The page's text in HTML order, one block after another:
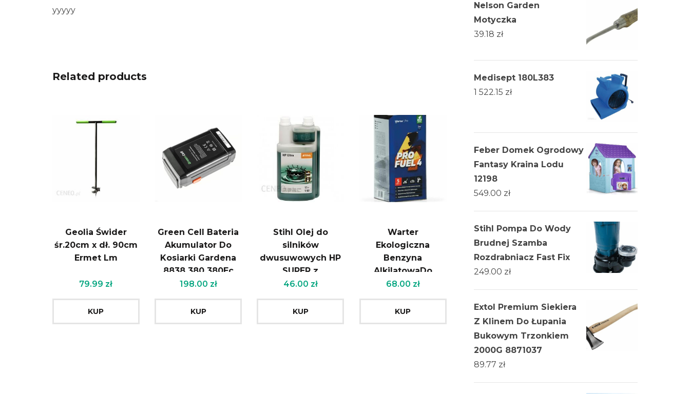
yyyyy
Related products
Geolia Świder
śr.20cm x dł. 90cm
Ermet Lm
79.99 zł
KUP
Green Cell Bateria
Akumulator Do
Kosiarki Gardena
8838 380 380Ec
380Li 25V 4Ah
Samsung Pt103
198.00 zł
KUP
Stihl Olej do
silników
dwusuwowych HP
SUPER z
dozownikiem 1 l
(na 50l paliwa) 0781
319 8061
46.00 zł
KUP
Warter
Ekologiczna
Benzyna
AlkilatowaDo
Silników
Czterosuwowych
Pro 4 5L
68.00 zł
KUP
Nelson Garden
Motyczka
39.18 zł
Medisept 180L383
1 522.15 zł
Feber Domek Ogrodowy
Fantasy Kraina Lodu
12198
549.00 zł
Stihl Pompa Do Wody
Brudnej Szamba
Rozdrabniacz Fast Fix
249.00 zł
Extol Premium Siekiera
Z Klinem Do Łupania
Bukowym Trzonkiem
2000G 8871037
89.77 zł